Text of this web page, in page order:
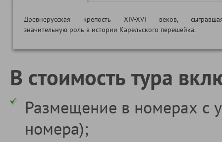
Древнерусская крепость XIV-XVI веков,
значительную роль в истории Карельского перешейка.
В стоимость тура
Размещение в номерах с
номера);